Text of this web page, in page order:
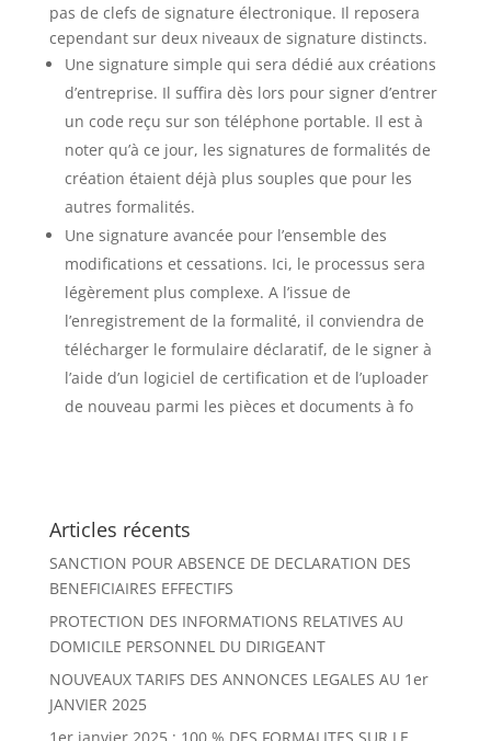
pas de clefs de signature électronique. Il reposera
cependant sur deux niveaux de signature distincts.
Une signature simple qui sera dédié aux créations
d’entreprise. Il suffira dès lors pour signer d’entrer
un code reçu sur son téléphone portable. Il est à
noter qu’à ce jour, les signatures de formalités de
création étaient déjà plus souples que pour les
autres formalités.
Une signature avancée pour l’ensemble des
modifications et cessations. Ici, le processus sera
légèrement plus complexe. A l’issue de
l’enregistrement de la formalité, il conviendra de
télécharger le formulaire déclaratif, de le signer à
l’aide d’un logiciel de certification et de l’uploader
de nouveau parmi les pièces et documents à fo
Articles récents
SANCTION POUR ABSENCE DE DECLARATION DES
BENEFICIAIRES EFFECTIFS
PROTECTION DES INFORMATIONS RELATIVES AU
DOMICILE PERSONNEL DU DIRIGEANT
NOUVEAUX TARIFS DES ANNONCES LEGALES AU 1er
JANVIER 2025